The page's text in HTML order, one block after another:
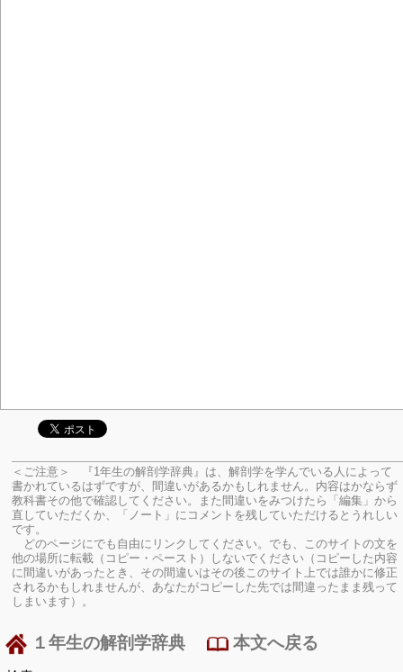
＜ご注意＞ 『1年生の解剖学辞典』は、解剖学を学んでいる人によって
書かれているはずですが、間違いがあるかもしれません。内容はかならず
教科書その他で確認してください。
また間違いをみつけたら「編集」から
直していただくか、「ノート」にコメントを残していただけるとうれしい
です。
どのページにでも自由にリンクしてください。でも、このサイトの文を
他の場所に転載（コピー・ペースト）しないでください（コピーした内容
に間違いがあったとき、その間違いはその後このサイト上では誰かに修正
されるかもしれませんが、あなたがコピーした先では間違ったまま残って
しまいます）。
１年生の解剖学辞典 本文へ戻る